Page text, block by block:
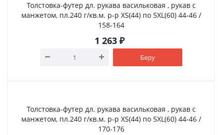
Толстовка-футер дл. рукава васильковая , рукав с
манжетом, пл.240 г/кв.м. р-р XS(44) по 5XL(60) 44-46 /
158-164
1 263₽
Беру
Толстовка-футер дл. рукава васильковая , рукав с
манжетом, пл.240 г/кв.м. р-р XS(44) по 5XL(60) 44-46 /
170-176